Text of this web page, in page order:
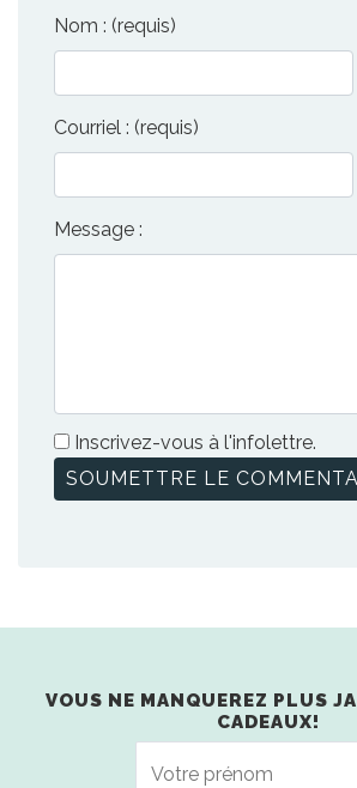
Nom : (requis)
Courriel : (requis)
Message :
Inscrivez-vous à l'infolettre.
VOUS NE MANQUEREZ PLUS
CADEAUX!